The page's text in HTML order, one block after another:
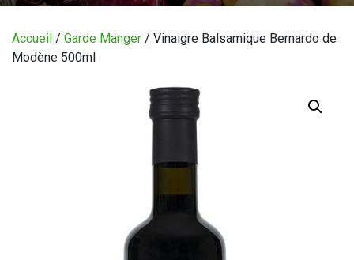
CIRCULAIRE
Accueil / Garde Manger / Vinaigre Balsamique Bernardo de
Modène 500ml